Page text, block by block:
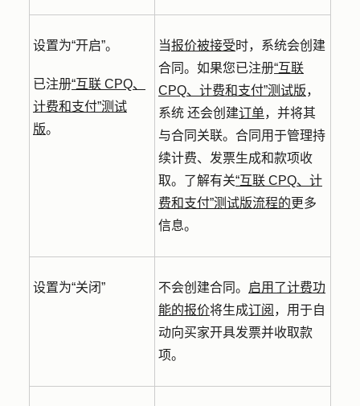
设置为“开启”。
已注册“互联 CPQ、
计费和支付”测试
版。
当报价被接受时，系统会创建
合同。 如果您已注册“互联
CPQ、计费和支付”测试版，
系统 还会创建订单，并将其
与合同关联。合同用于管理持
续计费、发票生成和款项收
取。了解有关“互联 CPQ、计
费和支付”测试版流程的更多
信息。
设置为“关闭” 不会创建合同。 启用了计费功
能的报价将生成订阅 ，用于自
动向买家开具发票并收取款
项。